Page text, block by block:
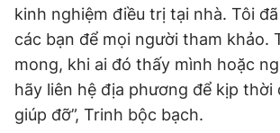
kinh nghiệm điều trị tại nhà. Tôi
các bạn để mọi người tham khảo.
mong, khi ai đó thấy mình hoặc
hãy liên hệ địa phương để kịp thời
giúp đỡ”, Trinh bộc bạch.